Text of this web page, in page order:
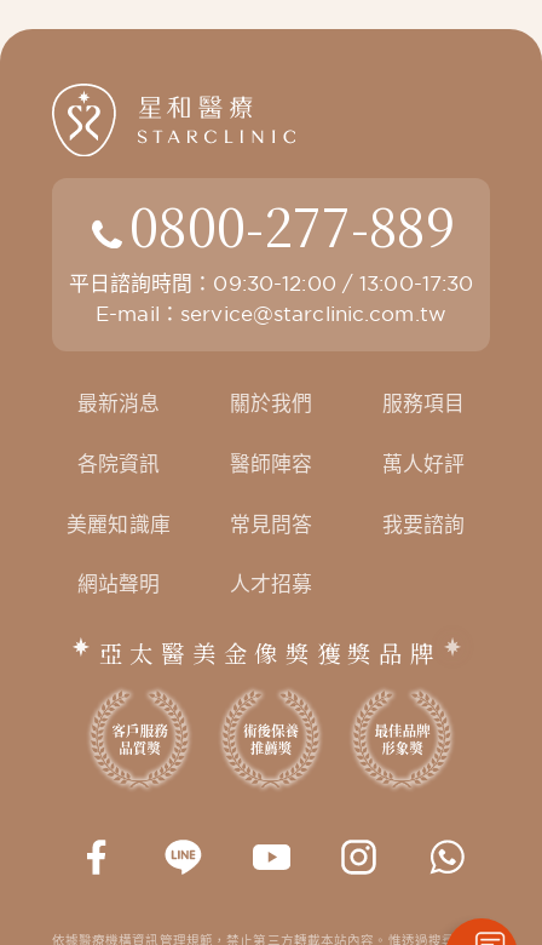
0800-277-889
平日諮詢時間：09:30-12:00 / 13:00-17:30
E-mail： service@starclinic.com.tw
最新消息 關於我們 服務項目
各院資訊 醫師陣容 萬人好評
美麗知識庫 常見問答 我要諮詢
網站聲明 人才招募
亞太醫美金像獎獲獎品牌
依據醫療機構資訊管理規範，禁止第三方轉載本站內容。惟透過搜尋